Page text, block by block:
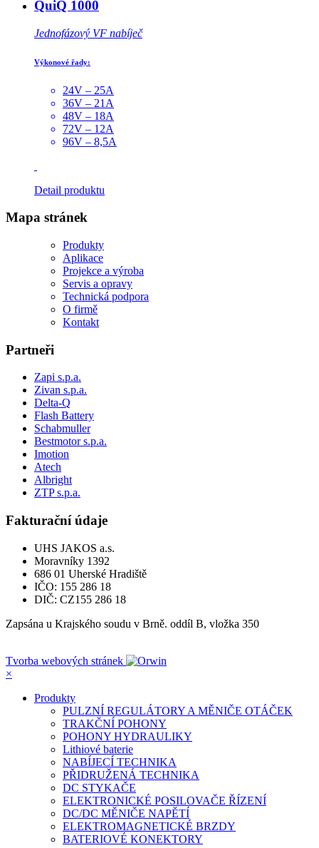
QuiQ 1000
Jednofázový VF nabíječ
Výkonové řady:
24V – 25A
36V – 21A
48V – 18A
72V – 12A
96V – 8,5A
Detail produktu
Mapa stránek
Produkty
Aplikace
Projekce a výroba
Servis a opravy
Technická podpora
O firmě
Kontakt
Partneři
Zapi s.p.a.
Zivan s.p.a.
Delta-Q
Flash Battery
Schabmuller
Bestmotor s.p.a.
Imotion
Atech
Albright
ZTP s.p.a.
Fakturační údaje
UHS JAKOS a.s.
Moravníky 1392
686 01 Uherské Hradiště
IČO: 155 286 18
DIČ: CZ155 286 18
Zapsána u Krajského soudu v Brně. oddíl B, vložka 350
Tvorba webových stránek
×
Produkty
PULZNÍ REGULÁTORY A MĚNIČE OTÁČEK
TRAKČNÍ POHONY
POHONY HYDRAULIKY
Lithiové baterie
NABÍJECÍ TECHNIKA
PŘIDRUŽENÁ TECHNIKA
DC STYKAČE
ELEKTRONICKÉ POSILOVAČE ŘÍZENÍ
DC/DC MĚNIČE NAPĚTÍ
ELEKTROMAGNETICKÉ BRZDY
BATERIOVÉ KONEKTORY